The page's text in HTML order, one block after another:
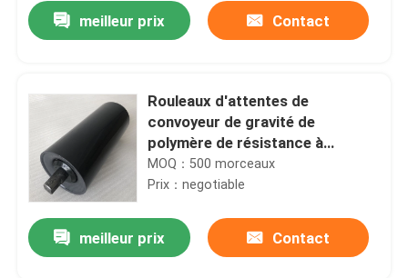
meilleur prix Contact
Rouleaux d'attentes de
convoyeur de gravité de
polymère de résistance à
l'impact de HDPE pour industriel
lourd
MOQ：500 morceaux
Prix：negotiable
meilleur prix Contact